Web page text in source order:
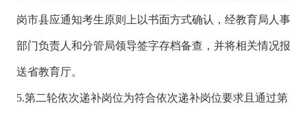
岗市县应通知考生原则上以书面方式确认，经教育局人事
部门负责人和分管局领导签字存档备查，并将相关情况报
送省教育厅。
5.第二轮依次递补岗位为符合依次递补岗位要求且通过第